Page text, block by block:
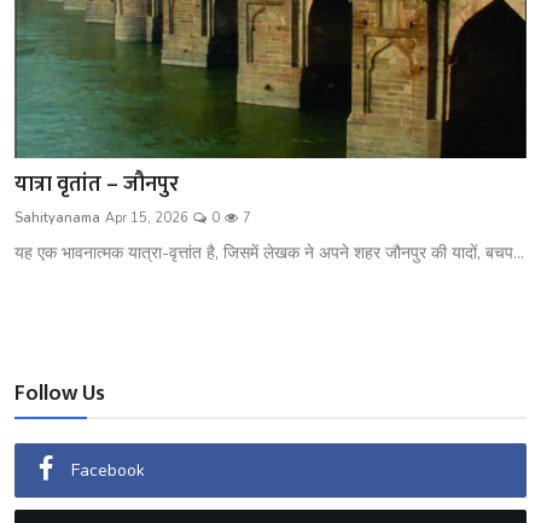
शायरी
ग़ज़ल
यात्रा वृतांत – जौनपुर
Sahityanama Apr 15, 2026 0 7
यह एक भावनात्मक यात्रा-वृत्तांत है, जिसमें लेखक ने अपने शहर जौनपुर की यादों, बचप...
Follow Us
Facebook